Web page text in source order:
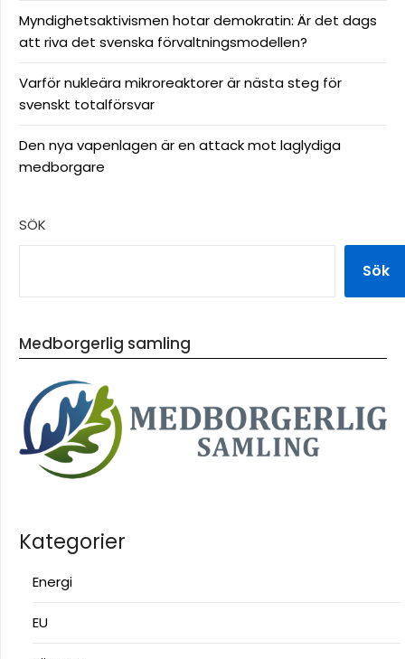
Myndighetsaktivismen hotar demokratin: Är det dags
att riva det svenska förvaltningsmodellen?
Varför nukleära mikroreaktorer är nästa steg för
svenskt totalförsvar
Den nya vapenlagen är en attack mot laglydiga
medborgare
SÖK
Sök
Medborgerlig samling
Kategorier
Energi
EU